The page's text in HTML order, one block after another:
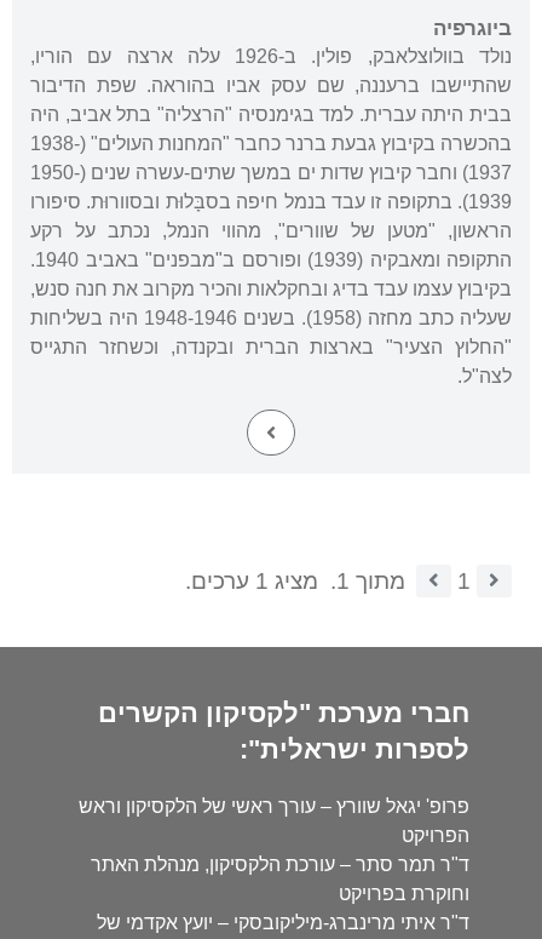
ביוגרפיה
נולד בוולוצלאבק, פולין. ב-1926 עלה ארצה עם הוריו,
שהתיישבו ברעננה, שם עסק אביו בהוראה. שפת הדיבור
בבית היתה עברית. למד בגימנסיה "הרצליה" בתל אביב, היה
בהכשרה בקיבוץ גבעת ברנר כחבר "המחנות העולים" (1938-
1937) וחבר קיבוץ שדות ים במשך שתים-עשרה שנים (1950-
1939). בתקופה זו עבד בנמל חיפה בסבָּלוּת ובסוורוּת. סיפורו
הראשון, "מטען של שוורים", מהווי הנמל, נכתב על רקע
התקופה ומאבקיה (1939) ופורסם ב"מבפנים" באביב 1940.
בקיבוץ עצמו עבד בדיג ובחקלאות והכיר מקרוב את חנה סנש,
שעליה כתב מחזה (1958). בשנים 1948-1946 היה בשליחות
"החלוץ הצעיר" בארצות הברית ובקנדה, וכשחזר התגייס
לצה"ל.
1 מתוך 1. מציג 1 ערכים.
חברי מערכת "לקסיקון הקשרים
לספרות ישראלית":
פרופ' יגאל שוורץ – עורך ראשי של הלקסיקון וראש
הפרויקט
ד"ר תמר סתר – עורכת הלקסיקון, מנהלת האתר
וחוקרת בפרויקט
ד"ר איתי מרינברג-מיליקובסקי – יועץ אקדמי של